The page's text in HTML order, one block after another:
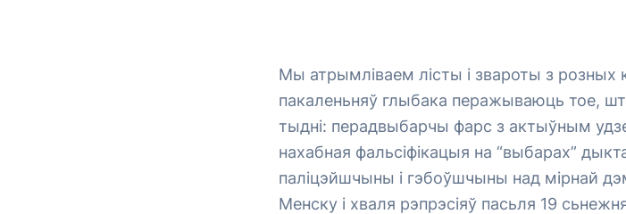
Мы атрымліваем лісты і звароты з розных
пакаленьняў глыбака перажываюць тое,
тыдні: перадвыбарчы фарс з актыўным
нахабная фальсіфікацыя на “выбарах”
паліцэйшчыны і гэбоўшчыны над мірнай
Менску і хваля рэпрэсіяў пасьля 19